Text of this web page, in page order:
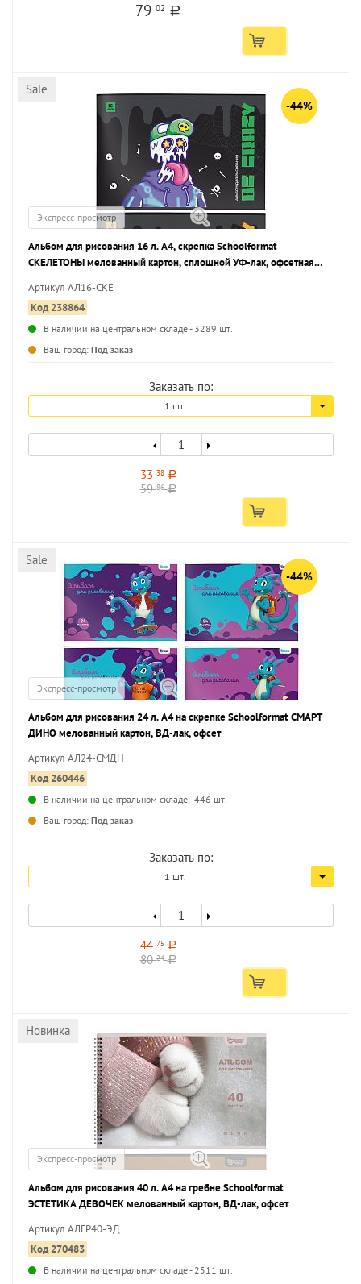
7902 a
Sale
-44%
Экспресс-просмотр
Альбом для рисования 16 л. А4, скрепка Schoolformat
СКЕЛЕТОНЫ мелованный картон, сплошной УФ-лак, офсетная
Артикул АЛ16-СКЕ
Код 238864
В наличии на центральном складе - 3289 шт.
Ваш город: Под заказ
Заказать по:
1 шт.
33 38 a
5986 a
Sale
-44%
Экспресс-просмотр
Альбом для рисования 24 л. А4 на скрепке Schoolformat СМАРТ
ДИНО мелованный картон, ВД-лак, офсет
Артикул АЛ24-СМДН
Код 260446
В наличии на центральном складе - 446 шт.
Ваш город: Под заказ
Заказать по:
1 шт.
44 75 a
8024 a
Новинка
Экспресс-просмотр
Альбом для рисования 40 л. А4 на гребне Schoolformat
ЭСТЕТИКА ДЕВОЧЕК мелованный картон, ВД-лак, офсет
Артикул АЛГР40-ЭД
Код 270483
В наличии на центральном складе - 2511 шт.